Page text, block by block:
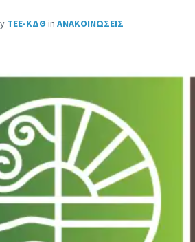
ΤΕΕ-ΚΔΘ in ΑΝΑΚΟΙΝΩΣΕΙΣ